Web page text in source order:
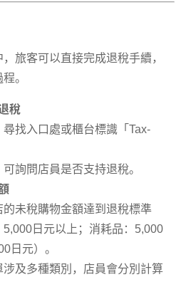
旅客可以直接完成退稅手續，
。
稅
尋找入口處或櫃台標識「Tax-
詢問店員是否支持退稅。
的未稅購物金額達到退稅標準
5,000日元以上；消耗品：5,000
日元）。
涉及多種類別，店員會分別計算